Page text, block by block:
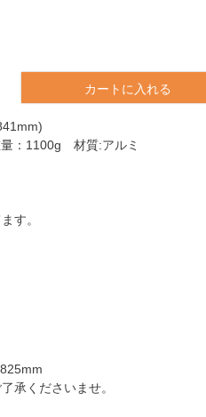
カートに入れる
：1100g 材質:アルミ
す。
承くださいませ。